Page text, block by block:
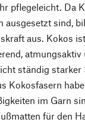
pflegeleicht. Da
ausgesetzt sind,
aus. Kokos
ständig starker
Kokosfasern
im Garn
für den